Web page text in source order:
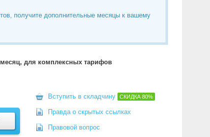
получите дополнительные месяцы к вашему
для комплексных тарифов
Вступить в складчину СКИДКА 80%
Правда о скрытых ссылках
Правовой вопрос